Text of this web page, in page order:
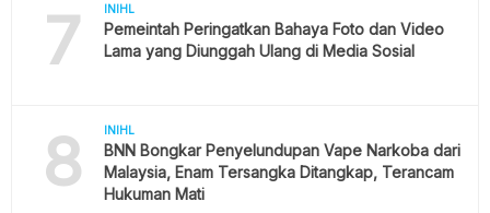
7 INIHL
Pemeintah Peringatkan Bahaya Foto dan Video
Lama yang Diunggah Ulang di Media Sosial
8 INIHL
BNN Bongkar Penyelundupan Vape Narkoba dari
Malaysia, Enam Tersangka Ditangkap, Terancam
Hukuman Mati